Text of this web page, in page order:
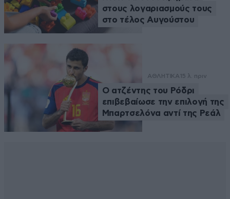
στους λογαριασμούς τους
στο τέλος Αυγούστου
ΑΘΛΗΤΙΚΑ 15 λ. πριν
Ο ατζέντης του Ρόδρι
επιβεβαίωσε την επιλογή της
Μπαρτσελόνα αντί της Ρεάλ